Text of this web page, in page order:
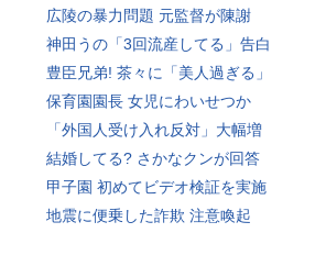
広陵の暴力問題 元監督が陳謝
神田うの「3回流産してる」告白
豊臣兄弟! 茶々に「美人過ぎる」
保育園園長 女児にわいせつか
「外国人受け入れ反対」大幅増
結婚してる? さかなクンが回答
甲子園 初めてビデオ検証を実施
地震に便乗した詐欺 注意喚起